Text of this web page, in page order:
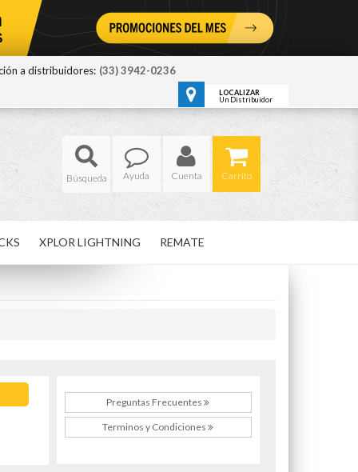
a distribuidores: (33) 3942-0236
LOCALIZAR
Un Distribuidor
Ayuda
Cuenta Carrito
XPLOR LIGHTNING REMATE
Preguntas Frecuentes
Terminos y Condiciones